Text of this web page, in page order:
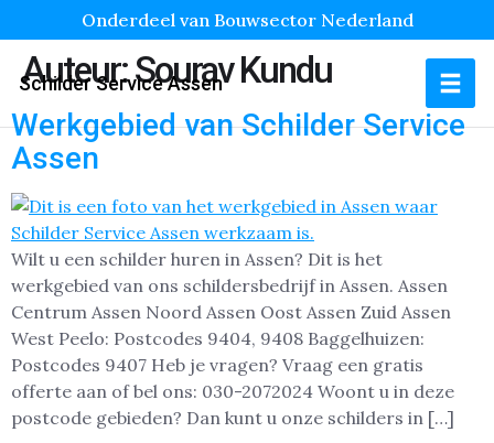
Onderdeel van Bouwsector Nederland
Schilder Service Assen
Auteur:Sourav Kundu
Werkgebied van Schilder Service
Assen
Wilt u een schilder huren in Assen? Dit is het
werkgebied van ons schildersbedrijf in Assen. Assen
Centrum Assen Noord Assen Oost Assen Zuid Assen
West Peelo: Postcodes 9404, 9408 Baggelhuizen:
Postcodes 9407 Heb je vragen? Vraag een gratis
offerte aan of bel ons: 030-2072024 Woont u in deze
postcode gebieden? Dan kunt u onze schilders in […]